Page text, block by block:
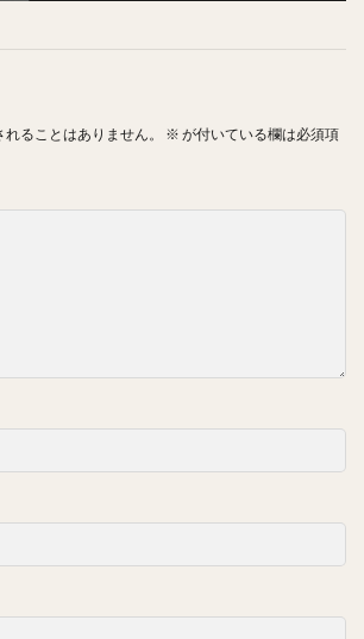
ることはありません。 ※ が付いている欄は必須項